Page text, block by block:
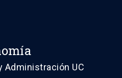
Administración UC